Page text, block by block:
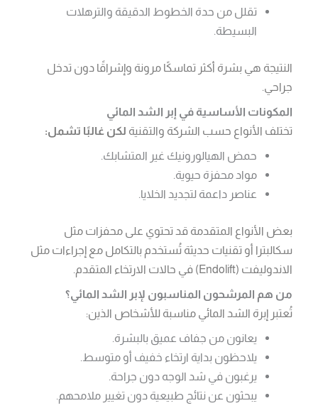
تقلل من حدة الخطوط الدقيقة والترهلات
البسيطة.
النتيجة هي بشرة أكثر تماسكًا مرونة وإشراقًا دون تدخل
جراحي.
المكونات الأساسية في إبر الشد المائي
تختلف الأنواع حسب الشركة والتقنية لكن غالبًا تشمل:
حمض الهيالورونيك غير المتشابك.
مواد محفزة حيوية.
عناصر داعمة لتجديد الخلايا.
بعض الأنواع المتقدمة قد تحتوي على محفزات مثل
سكالبترا أو تقنيات حديثة تُستخدم بالتكامل مع إجراءات مثل
الاندوليفت (Endolift) في حالات الارتخاء المتقدم.
من هم المرشحون المناسبون لإبر الشد المائي؟
تُعتبر إبرة الشد المائي مناسبة للأشخاص الذين:
يعانون من جفاف عميق بالبشرة.
يلاحظون بداية ارتخاء خفيف أو متوسط.
يرغبون في شد الوجه دون جراحة.
يبحثون عن نتائج طبيعية دون تغيير ملامحهم.